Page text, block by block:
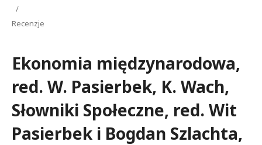
/
Recenzje
Ekonomia międzynarodowa,
red. W. Pasierbek, K. Wach,
Słowniki Społeczne, red. Wit
Pasierbek i Bogdan Szlachta,